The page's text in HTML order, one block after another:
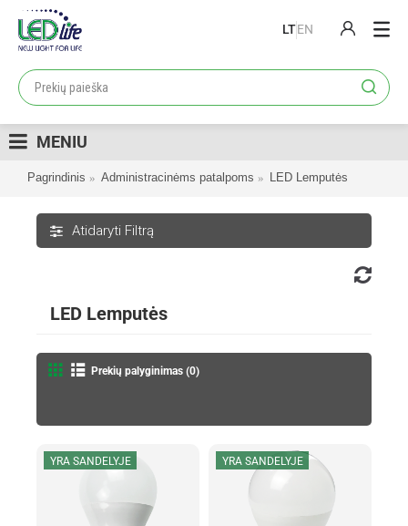
LTEN
PRODUKTAI
LOJALUMO PROGRAMA
KATALOGAI
APIE MUS
MENIU
Pagrindinis Administracinėms patalpoms LED Lemputės
Atidaryti Filtrą
LED Lemputės
Prekių palyginimas (0)
YRA SANDELYJE YRA SANDELYJE